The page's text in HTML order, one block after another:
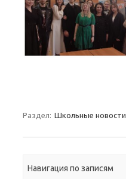
Раздел: Школьные новости
Навигация по записям